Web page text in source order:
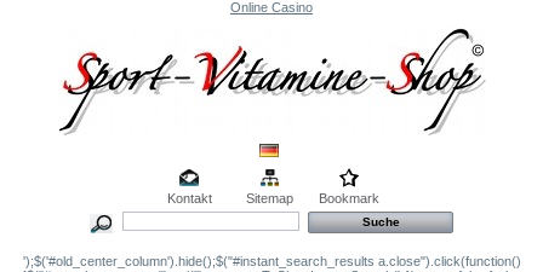
Online Casino
Kontakt Sitemap Bookmark
');$('#old_center_column').hide();$("#instant_search_results a.close").click(function()